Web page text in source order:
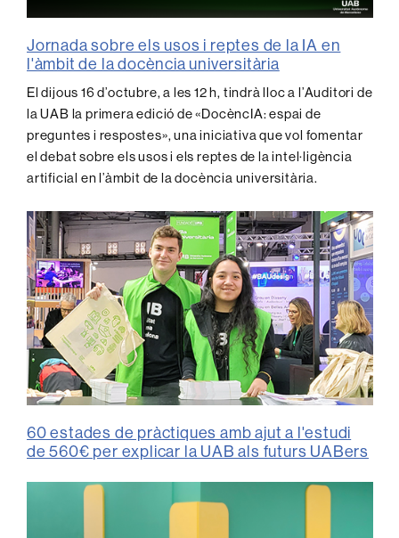
Jornada sobre els usos i reptes de la IA en
l'àmbit de la docència universitària
El dijous 16 d’octubre, a les 12 h, tindrà lloc a l’Auditori de
la UAB la primera edició de «DocèncIA: espai de
preguntes i respostes», una iniciativa que vol fomentar
el debat sobre els usos i els reptes de la intel·ligència
artificial en l’àmbit de la docència universitària.
60 estades de pràctiques amb ajut a l'estudi
de 560€ per explicar la UAB als futurs UABers